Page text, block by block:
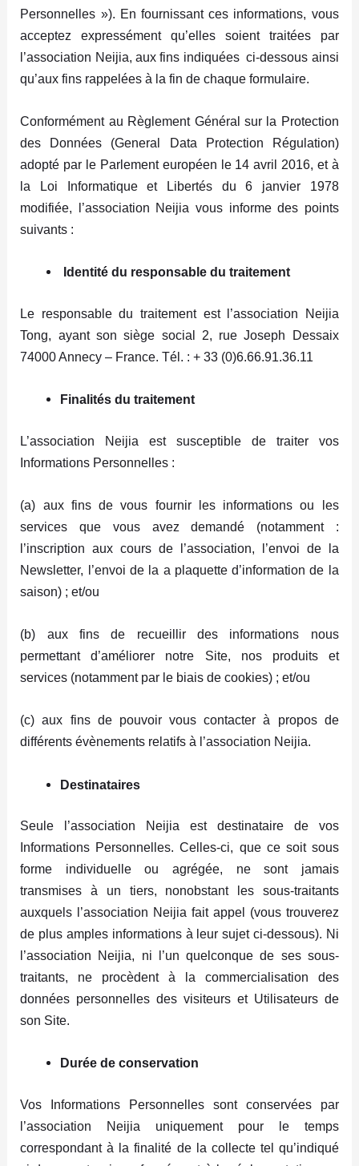
Personnelles »). En fournissant ces informations, vous
acceptez expressément qu’elles soient traitées par
l’association Neijia, aux fins indiquées ci-dessous ainsi
qu’aux fins rappelées à la fin de chaque formulaire.
Conformément au Règlement Général sur la Protection
des Données (General Data Protection Régulation)
adopté par le Parlement européen le 14 avril 2016, et à
la Loi Informatique et Libertés du 6 janvier 1978
modifiée, l’association Neijia vous informe des points
suivants :
Identité du responsable du traitement
Le responsable du traitement est l’association Neijia
Tong, ayant son siège social 2, rue Joseph Dessaix
74000 Annecy – France.Tél . : + 33 (0)6.66.91.36.11
Finalités du traitement
L’association Neijia est susceptible de traiter vos
Informations Personnelles :
(a) aux fins de vous fournir les informations ou les
services que vous avez demandé (notamment :
l’inscription aux cours de l’association, l’envoi de la
Newsletter, l’envoi de la a plaquette d’information de la
saison) ; et/ou
(b) aux fins de recueillir des informations nous
permettant d’améliorer notre Site, nos produits et
services (notamment par le biais de cookies) ; et/ou
(c) aux fins de pouvoir vous contacter à propos de
différents évènements relatifs à l’association Neijia.
Destinataires
Seule l’association Neijia est destinataire de vos
Informations Personnelles. Celles-ci, que ce soit sous
forme individuelle ou agrégée, ne sont jamais
transmises à un tiers, nonobstant les sous-traitants
auxquels l’association Neijia fait appel (vous trouverez
de plus amples informations à leur sujet ci-dessous). Ni
l’association Neijia, ni l’un quelconque de ses sous-
traitants, ne procèdent à la commercialisation des
données personnelles des visiteurs et Utilisateurs de
son Site.
Durée de conservation
Vos Informations Personnelles sont conservées par
l’association Neijia uniquement pour le temps
correspondant à la finalité de la collecte tel qu’indiqué